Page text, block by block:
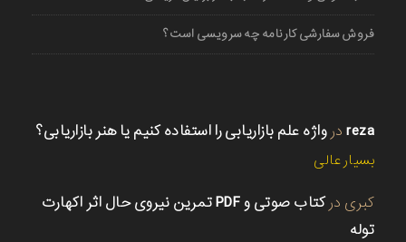
فروش سفارشی کارنامه چه سرویسی است؟
reza در واژه علم بازاریابی را استفاده کنیم یا هنر بازاریابی؟
بسیار عالی
کبری در
کتاب صوتی و PDF تمرین نیروی حال اثر اکهارت
توله